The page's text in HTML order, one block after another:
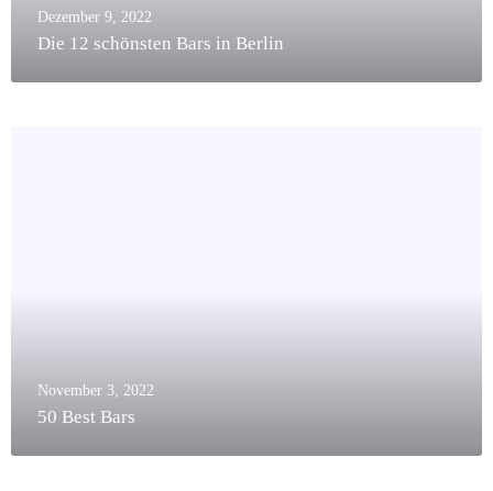
Dezember 9, 2022
Die 12 schönsten Bars in Berlin
November 3, 2022
50 Best Bars